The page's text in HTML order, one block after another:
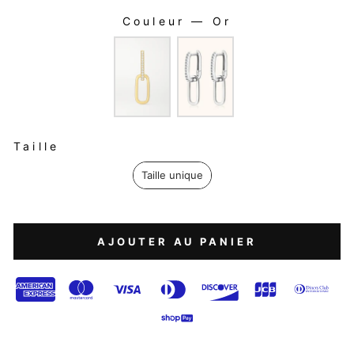
Couleur — Or
TAILLE
Taille
Taille unique
AJOUTER AU PANIER